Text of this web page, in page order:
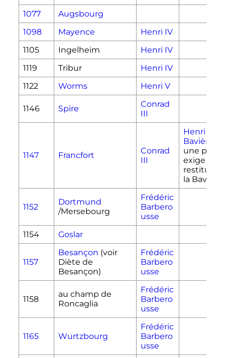
1077
Augsbourg
1098
Mayence
Henri IV
1105
Ingelheim
Henri IV
1119
Tribur
Henri IV
1122
Worms Henri V
1146 Spire
Conrad
III
1147 Francfort
Conrad
III
Henri XII
Bavière
une
exige la
la Bavière
1152
Dortmund
/Mersebourg
Frédéric
Barbero
usse
1154
Goslar
1157
Besançon (voir
Diète de
Besançon)
Frédéric
Barbero
usse
1158
au champ de
Roncaglia
Frédéric
Barbero
usse
1165 Wurtzbourg
Frédéric
Barbero
usse